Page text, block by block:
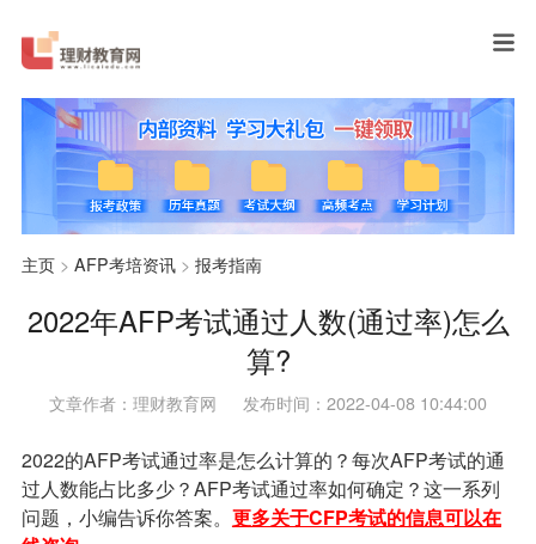
主页> AFP考培资讯> 报考指南
2022年AFP考试通过人数(通过率)怎么
算?
文章作者：理财教育网 发布时间：2022-04-08 10:44:00
2022的AFP考试通过率是怎么计算的？每次AFP考试的通
过人数能占比多少？AFP考试通过率如何确定？这一系列
问题，小编告诉你答案。 更多关于CFP考试的信息可以在